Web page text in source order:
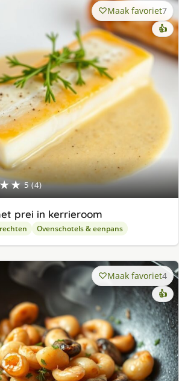
5 (4)
Maak favoriet7
👍
prei in kerrieroom
Ovenschotels & eenpans
Maak favoriet4
👍